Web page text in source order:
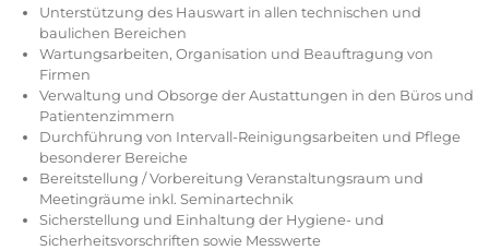
Unterstützung des Hauswart in allen technischen und
baulichen Bereichen
Wartungsarbeiten, Organisation und Beauftragung von
Firmen
Verwaltung und Obsorge der Austattungen in den Büros und
Patientenzimmern
​Durchführung von Intervall-Reinigungsarbeiten und Pflege
besonderer Bereiche
Bereitstellung / Vorbereitung Veranstaltungsraum und
Meetingräume inkl. Seminartechnik
Sicherstellung und Einhaltung der Hygiene- und
Sicherheitsvorschriften sowie Messwerte